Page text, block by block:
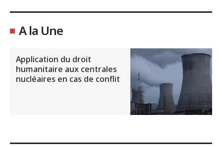
A la Une
Application du droit
humanitaire aux centrales
nucléaires en cas de conflit